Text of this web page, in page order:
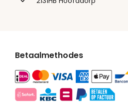
Betaalmethodes